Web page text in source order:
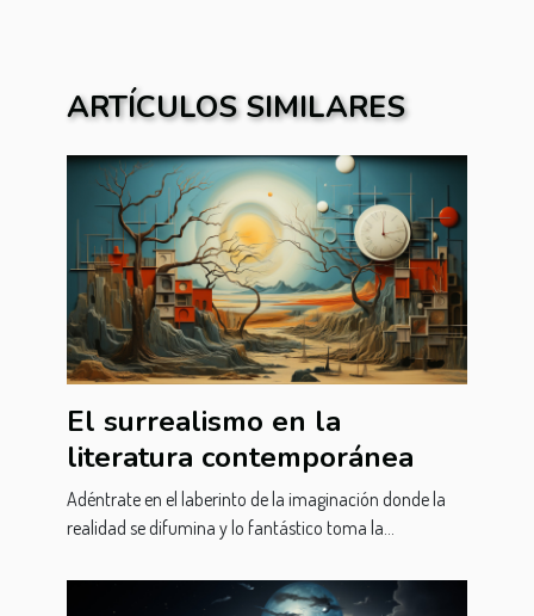
ARTÍCULOS SIMILARES
El surrealismo en la
literatura contemporánea
Adéntrate en el laberinto de la imaginación donde la
realidad se difumina y lo fantástico toma la...